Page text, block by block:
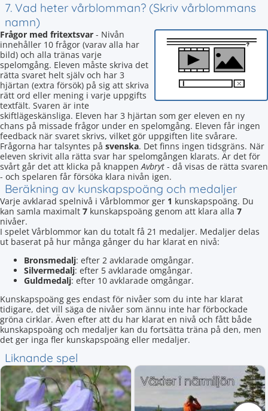
7. Vad heter vårblomman? (Skriv vårblommans
namn)
Frågor med fritextsvar - Nivån
innehåller 10 frågor (varav alla har
bild) och alla tränas varje
spelomgång. Eleven måste skriva det
rätta svaret helt själv och har 3
hjärtan (extra försök) på sig att skriva
rätt ord eller mening i varje uppgifts
textfält. Svaren är inte
skiftlägeskänsliga. Eleven har 3 hjärtan som ger eleven en ny
chans på missade frågor under en spelomgång. Eleven får ingen
feedback när svaret skrivs, vilket gör uppgiften lite svårare.
Frågorna har talsyntes på svenska. Det finns ingen tidsgräns. När
eleven skrivit alla rätta svar har spelomgången klarats. Är det för
svårt går det att klicka på knappenAvbryt - då visas de rätta svaren
- och spelaren får försöka klara nivån igen.
Beräkning av kunskapspoäng och medaljer
Varje avklarad spelnivå i Vårblommor ger 1 kunskapspoäng. Du
kan samla maximalt 7 kunskapspoäng genom att klara alla 7
nivåer.
I spelet Vårblommor kan du totalt få 21 medaljer. Medaljer delas
ut baserat på hur många gånger du har klarat en nivå:
Bronsmedalj: efter 2 avklarade omgångar.
Silvermedalj: efter 5 avklarade omgångar.
Guldmedalj: efter 10 avklarade omgångar.
Kunskapspoäng ges endast för nivåer som du inte har klarat
tidigare, det vill säga de nivåer som ännu inte har förbockade
gröna cirklar. Även efter att du har klarat en nivå och fått både
kunskapspoäng och medaljer kan du fortsätta träna på den, men
det ger inga fler kunskapspoäng eller medaljer.
Liknande spel